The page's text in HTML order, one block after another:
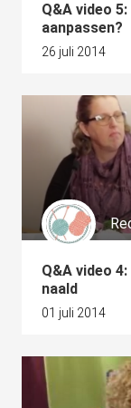
Q&A video
aanpassen?
26 juli 2014
Q&A video
naald
01 juli 2014